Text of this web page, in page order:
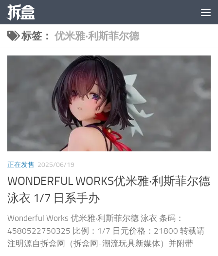
跳至内容
标签： 优米雅‧利斯菲尔德
正在发售 2025/06/19
WONDERFUL WORKS优米雅‧利斯菲尔德
泳衣 1/7 日系手办
Wonderful Works 优米雅‧利斯菲尔德 泳衣 条码：
4580522750325 比例：1/7 日元价格：21800 转载请
注明源自拆盒网（拆盒网-潮流玩具新媒体）并附带...